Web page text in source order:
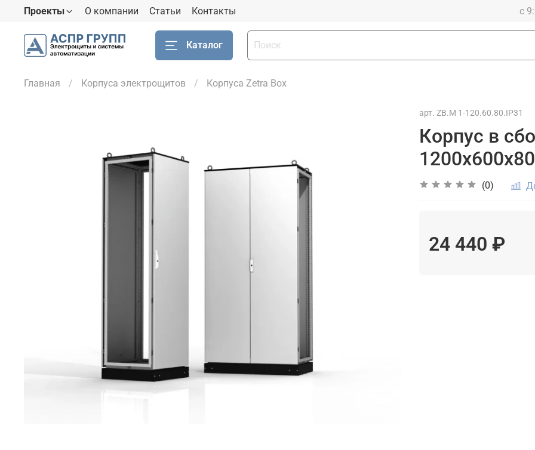
Проекты О компании Статьи Контакты с
Каталог
Главная Корпуса электрощитов Корпуса Zetra Box
арт. ZB.M 1-120.60.80.IP31
Корпус в
(0)
24 440 ₽